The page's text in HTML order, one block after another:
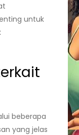
untuk
beberapa
yang jelas